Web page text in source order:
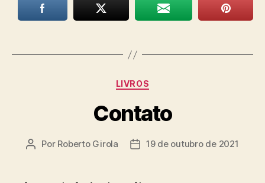
Categorias
LIVROS
Contato
Autor
Por Roberto Girola
Data19 de outubro de 2021